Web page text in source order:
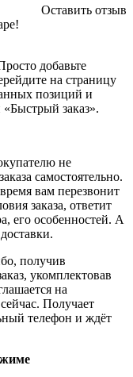
Оставить отзыв
добавьте
на страницу
позиций и
заказ».
не
самостоятельно.
вам перезвонит
заказа, ответит
его особенностей. А
получив
укомплектовав
на
Получает
телефон и ждёт